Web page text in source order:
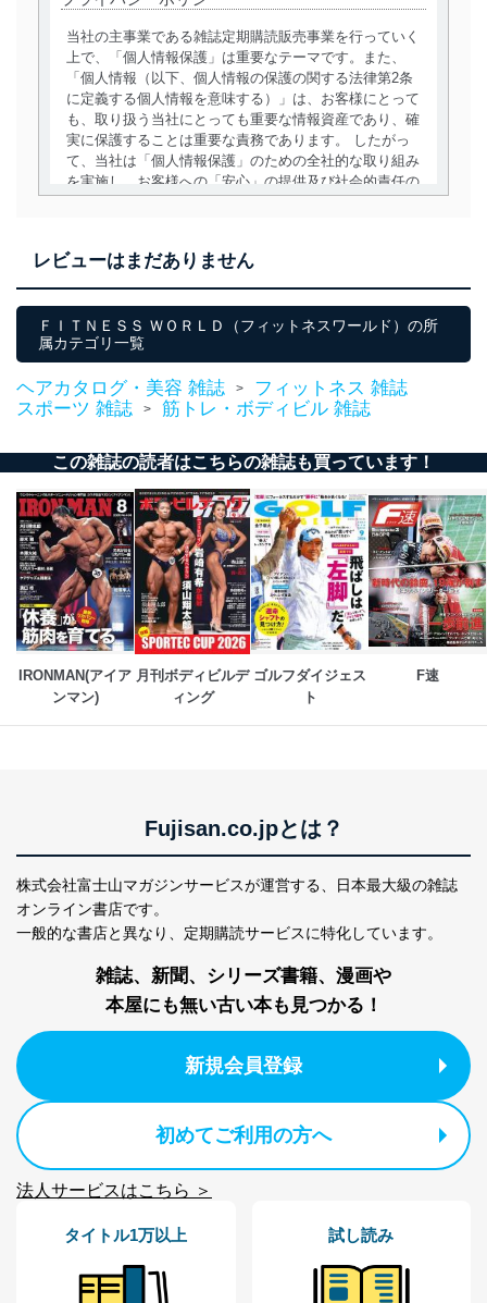
当社の主事業である雑誌定期購読販売事業を行っていく
上で、「個人情報保護」は重要なテーマです。また、
「個人情報（以下、個人情報の保護の関する法律第2条
に定義する個人情報を意味する）」は、お客様にとって
も、取り扱う当社にとっても重要な情報資産であり、確
実に保護することは重要な責務であります。 したがっ
て、当社は「個人情報保護」のための全社的な取り組み
を実施し、お客様への「安心」の提供及び社会的責任の
達成に必要な範囲内で適法かつ公正な手段によって取
得・利用・提供を行います。また、当社が保有している
個人情報は、同意を得ずに目的外利用、第三者への提
供・開示は行いません。当社においてはこれらの取り組
みを確実にするため、従業者等の教育を徹底してまいり
当社は、個人情報に関連する法令、国が定める指針及び
その他の規範を遵守します。また、当社の管理の仕組み
に、これらの法令及びその他の規範を常に適合させま
す。
個人情報の安全管理措置
当社は、個人情報の正確性及び安全性を確保するため
に、下記セキュリティ対策をはじめとする安全対策を実
施し、個人情報の漏えい、滅失またはき損の防止及び是
正に努めます。
の不要なアクセスを防止しています。
機器に標準装備されているユーザー制御機能（ユ
ーザーアカウント制御）により、個人情報データ
ベース等を取り扱う情報システムを使用する従業
者を識別・認証しています。
外部からの不正アクセス等の防止
個人データを取り扱う機器等のオペレーティング
システムを最新の状態に保持しています。
ソフトウェア等を導入し、自動更新 機能等の活用
情報システムの使用に伴う漏洩等の防止
メール等により個人データの含まれるファイルを
送信する場合に、当該ファイルへのパスワードを
設定しています。
個人情報保護マネジメントシステムの継続的改善
当社は、内部監査及びマネジメントレビューの機会を通
じて、個人情報保護マネジメントシステムを継続的に改
レビューはまだありません
ＦＩＴＮＥＳＳ ＷＯＲＬＤ（フィットネスワールド）の所
属カテゴリ一覧
ヘアカタログ・美容 雑誌 >
フィットネス 雑誌
スポーツ 雑誌
> 筋トレ・ボディビル 雑誌
この雑誌の読者はこちらの雑誌も買っています！
IRONMAN(アイア
ンマン)
月刊ボディビルデ
ィング
ゴルフダイジェス
ト
F速
Fujisan.co.jpとは？
株式会社富士山マガジンサービスが運営する、
日本最大級の雑誌
オンライン書店です。
一般的な書店と異なり、 定期購読サービスに特化しています。
雑誌、新聞、シリーズ書籍、漫画や
本屋にも無い古い本も見つかる！
新規会員登録
初めてご利用の方へ
法人サービスはこちら ＞
タイトル1万以上 試し読み